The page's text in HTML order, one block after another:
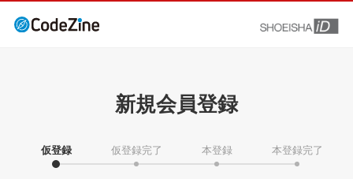
新規会員登録
仮登録 仮登録完了 本登録 本登録完了